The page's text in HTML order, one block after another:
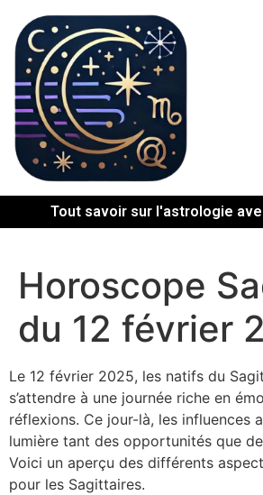
Tout savoir sur l'astrologie
Horoscope
du 12 février
Le 12 février 2025, les natifs du
s’attendre à une journée riche en
réflexions. Ce jour-là, les influences
lumière tant des opportunités que
Voici un aperçu des différents
pour les Sagittaires.